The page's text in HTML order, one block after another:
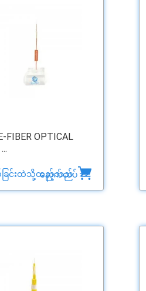
FIBER OPTICAL
ယ်ခြင်းထဲသို့ထည့်သည်
နောက်ထပ် >>